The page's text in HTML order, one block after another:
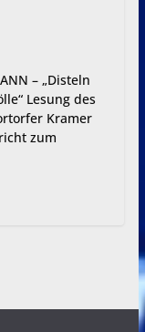
– „Disteln
Lesung des
Kramer
zum